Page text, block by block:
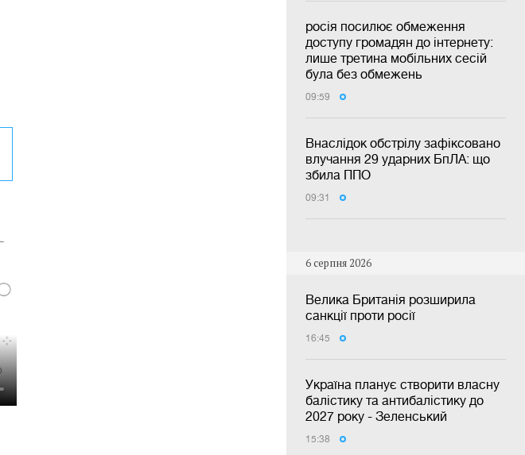
росія посилює обмеження
доступу громадян до інтернету:
лише третина мобільних сесій
була без обмежень
09:59
Внаслідок обстрілу зафіксовано
влучання 29 ударних БпЛА: що
збила ППО
09:31
6 серпня 2026
Велика Британія розширила
санкції проти росії
16:45
Україна планує створити власну
балістику та антибалістику до
2027 року - Зеленський
15:38